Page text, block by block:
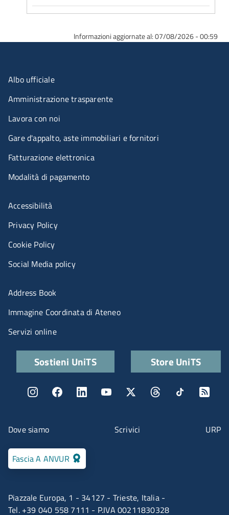
Informazioni aggiornate al: 07/08/2026 - 00:59
Piazzale Europa, 1 - 34127 - Trieste, Italia -
Tel. +39 040 558 7111 - P.IVA 00211830328
Fascia A ANVUR
Menu contatti
Dove siamo Scrivici URP
Menu organizzazione
Albo ufficiale
Amministrazione trasparente
Lavora con noi
Gare d'appalto, aste immobiliari e fornitori
Fatturazione elettronica
Modalità di pagamento
Menù riferimenti
Accessibilità
Privacy Policy
Cookie Policy
Social Media policy
Menu portale
Address Book
Immagine Coordinata di Ateneo
Servizi online
Quick links
Sostieni UniTS Store UniTS
Menu social